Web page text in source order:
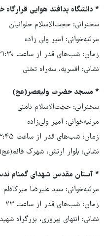
* دانشگاه پدافند هوایی قرارگاه
سخنرانی: حجت‌الاسلام حلوائیان
مرثیه‌خوانی: امیر ولی زاده
زمان: شب‌های قدر از ساعت ۲۱:۳۰
نشانی: افسریه، سه‌راه تختی
* مسجد حضرت ولیعصر(عج)
سخنرانی: حجت‌الاسلام نامنی
مرثیه‌خوانی: امیر ولی‌زاده
زمان: شب‌های قدر از ساعت ۲۳:۴۵
نشانی: بلوار ارتش، شهرک قائم(عج)
* آستان مقدس شهدای گمنام
مرثیه‌خوانی: سید علیرضا میرکاظم
زمان: شب‌های قدر از ساعت ۲۳
نشانی: انتهای پیروزی، بزرگراه